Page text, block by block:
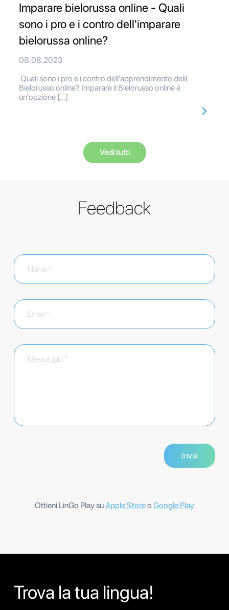
Imparare bielorussa online - Quali
sono i pro e i contro dell'imparare
bielorussa online?
08.08.2023
Quali sono i pro e i contro dell'apprendimento delil
Bielorusso online? Imparare il Bielorusso online è
un'opzione […]
Vedi tutti
Feedback
Ottieni LinGo Play suApple Storeo Google Play
Trova la tua lingua!